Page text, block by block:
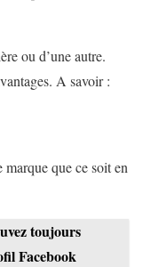
ou d’une autre.
A savoir :
que ce soit en
toujours
Facebook